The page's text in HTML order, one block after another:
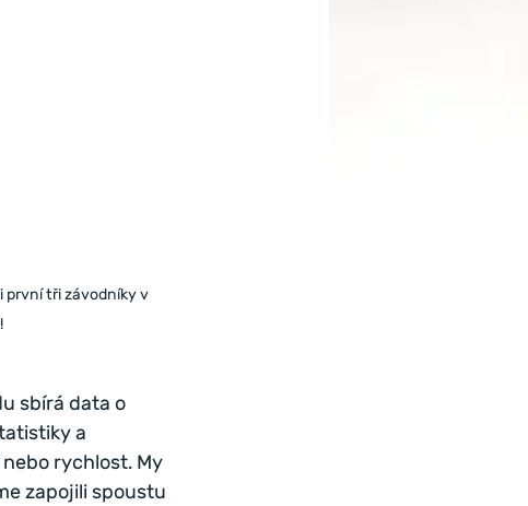
první tři závodníky v
sbírá data o
a
rychlost. My
zapojili spoustu